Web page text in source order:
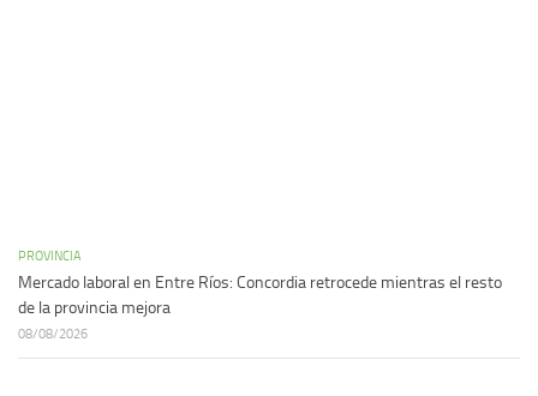
PROVINCIA
Mercado laboral en Entre Ríos: Concordia retrocede mientras el resto
de la provincia mejora
08/08/2026